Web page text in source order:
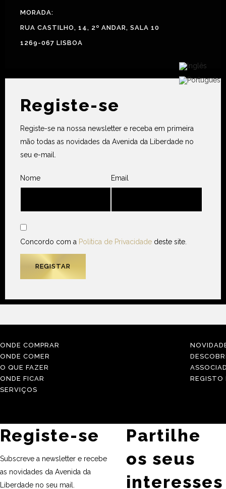
MORADA:
RUA CASTILHO, 14, 2º ANDAR, SALA 10
1269-067 LISBOA
Registe-se
Registe-se na nossa newsletter e receba em primeira
mão todas as novidades da Avenida da Liberdade no
seu e-mail.
Nome Email
Concordo com a Política de Privacidade deste site.
ONDE COMPRAR
ONDE COMER
O QUE FAZER
ONDE FICAR
SERVIÇOS
REGISTO
Registe-se
Subscreve a newsletter e recebe
as novidades da Avenida da
Liberdade no seu mail.
Partilhe
os seus
interesses